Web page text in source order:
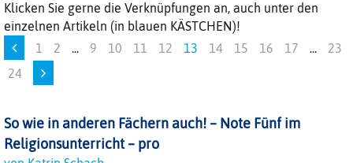
Klicken Sie gerne die Verknüpfungen an, auch unter den
einzelnen Artikeln (in blauen KÄSTCHEN)!
1
2 ... 9 10 11 12 13 14 15 16 17 ...
23
24
So wie in anderen Fächern auch! – Note Fünf im
Religionsunterricht – pro